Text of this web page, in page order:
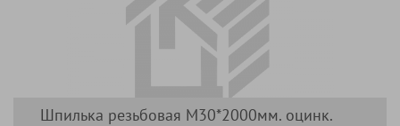
Шпилька резьбовая М30*2000мм. оцинк.